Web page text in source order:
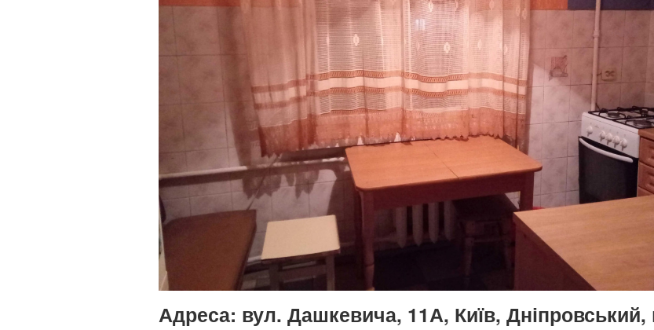
Адреса: вул. Дашкевича, 11А, Київ, Дніпровський,